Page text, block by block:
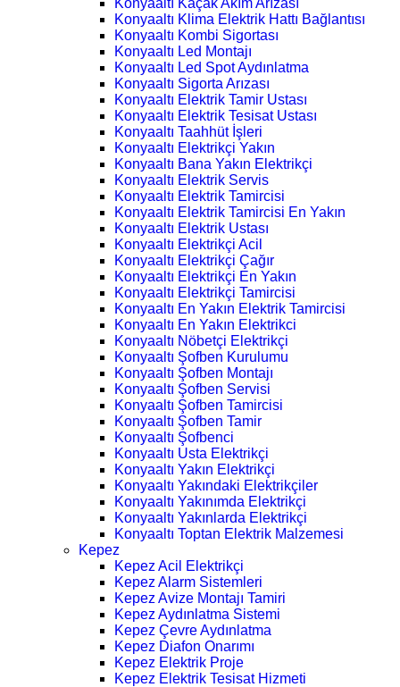
Konyaaltı Kaçak Akım Arızası
Konyaaltı Klima Elektrik Hattı Bağlantısı
Konyaaltı Kombi Sigortası
Konyaaltı Led Montajı
Konyaaltı Led Spot Aydınlatma
Konyaaltı Sigorta Arızası
Konyaaltı Elektrik Tamir Ustası
Konyaaltı Elektrik Tesisat Ustası
Konyaaltı Taahhüt İşleri
Konyaaltı Elektrikçi Yakın
Konyaaltı Bana Yakın Elektrikçi
Konyaaltı Elektrik Servis
Konyaaltı Elektrik Tamircisi
Konyaaltı Elektrik Tamircisi En Yakın
Konyaaltı Elektrik Ustası
Konyaaltı Elektrikçi Acil
Konyaaltı Elektrikçi Çağır
Konyaaltı Elektrikçi En Yakın
Konyaaltı Elektrikçi Tamircisi
Konyaaltı En Yakın Elektrik Tamircisi
Konyaaltı En Yakın Elektrikci
Konyaaltı Nöbetçi Elektrikçi
Konyaaltı Şofben Kurulumu
Konyaaltı Şofben Montajı
Konyaaltı Şofben Servisi
Konyaaltı Şofben Tamircisi
Konyaaltı Şofben Tamir
Konyaaltı Şofbenci
Konyaaltı Usta Elektrikçi
Konyaaltı Yakın Elektrikçi
Konyaaltı Yakındaki Elektrikçiler
Konyaaltı Yakınımda Elektrikçi
Konyaaltı Yakınlarda Elektrikçi
Konyaaltı Toptan Elektrik Malzemesi
Kepez
Kepez Acil Elektrikçi
Kepez Alarm Sistemleri
Kepez Avize Montajı Tamiri
Kepez Aydınlatma Sistemi
Kepez Çevre Aydınlatma
Kepez Diafon Onarımı
Kepez Elektrik Proje
Kepez Elektrik Tesisat Hizmeti